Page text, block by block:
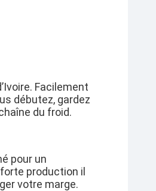
Facilement
débutez, gardez
du froid.
pour un
production il
votre marge.